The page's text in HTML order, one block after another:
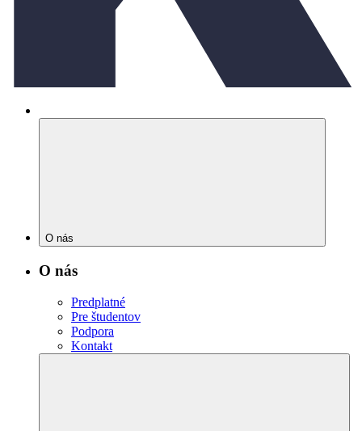
O nás
O nás
Predplatné
Pre študentov
Podpora
Kontakt